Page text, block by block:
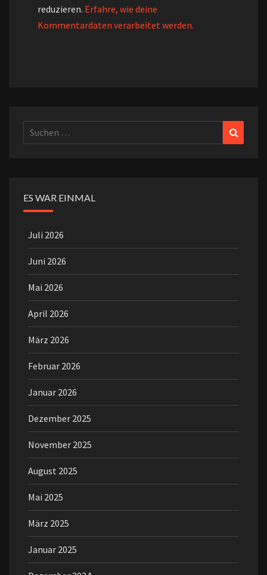
reduzieren. Erfahre, wie deine
Kommentardaten verarbeitet werden.
Suchen
nach:
ES WAR EINMAL
Juli 2026
Juni 2026
Mai 2026
April 2026
März 2026
Februar 2026
Januar 2026
Dezember 2025
November 2025
August 2025
Mai 2025
März 2025
Januar 2025